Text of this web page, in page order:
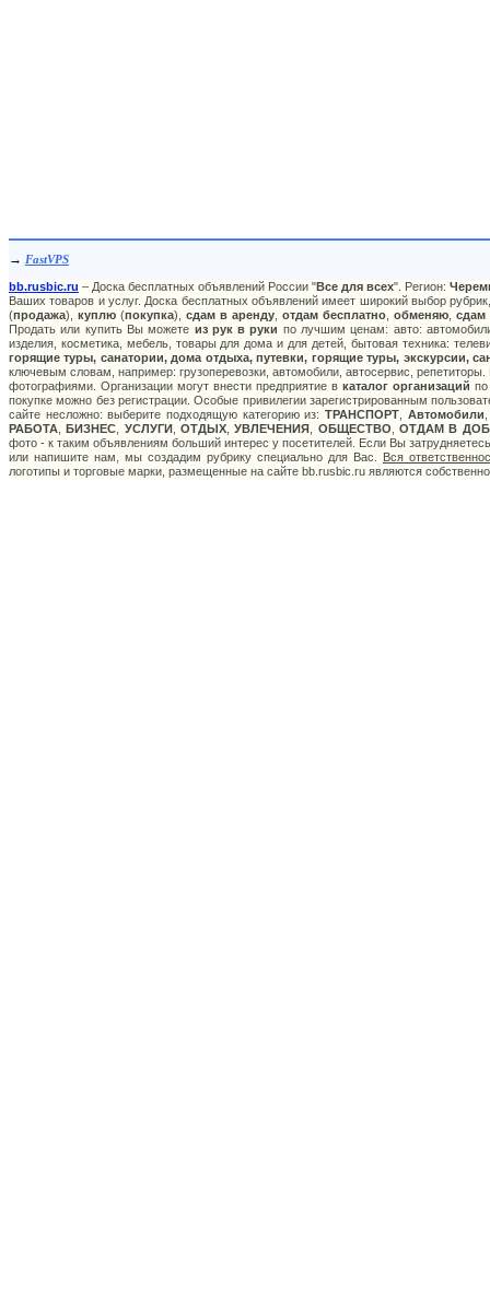
→ FastVPS
bb.rusbic.ru – Доска бесплатных объявлений России "Все для всех". Регион:
Ваших товаров и услуг. Доска бесплатных объявлений имеет широкий выбор
(продажа), куплю (покупка), сдам в аренду отдам бесплатно обменяю сдам
Продать или купить Вы можете из рук в руки по лучшим ценам: авто:
изделия, косметика, мебель, товары для дома и для детей, бытовая техника:
горящие туры, санатории, дома отдыха, путевки, горящие туры, экскурсии,
ключевым словам, например: грузоперевозки, автомобили, автосервис,
фотографиями. Организации могут внести предприятие в каталог организаций по
покупке можно без регистрации. Особые привилегии зарегистрированным
сайте несложно: выберите подходящую категорию из:ТРАНСПОРТ Автомобили
РАБОТА ,БИЗНЕС УСЛУГИ,ОТДЫХ ,УВЛЕЧЕНИЯ ОБЩЕСТВО ,ОТДАМ В
фото - к таким объявлениям больший интерес у посетителей. Если Вы
или напишите нам, мы создадим рубрику специально для Вас. Вся
логотипы и торговые марки, размещенные на сайте bb.rusbic.ru являются